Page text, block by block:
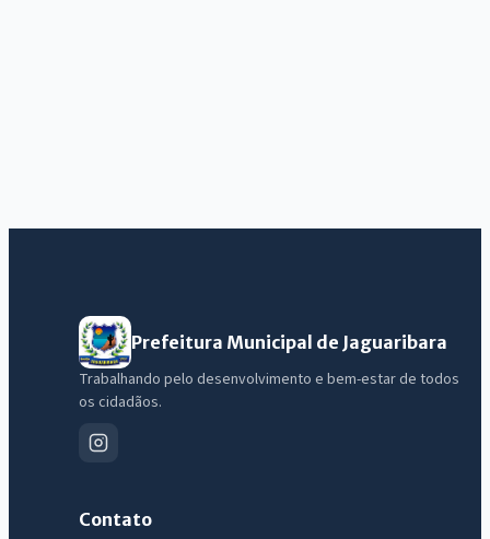
Prefeitura Municipal de Jaguaribara
Trabalhando pelo desenvolvimento e bem-estar de todos
os cidadãos.
Contato